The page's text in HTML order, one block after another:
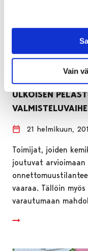
Vain
ULKOISEN
21 helmikuun,
Toimijat, joiden
joutuvat arvioimaan
vaaraa. Tällöin
varautumaan